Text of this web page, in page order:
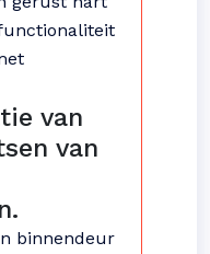
van
van
binnendeur